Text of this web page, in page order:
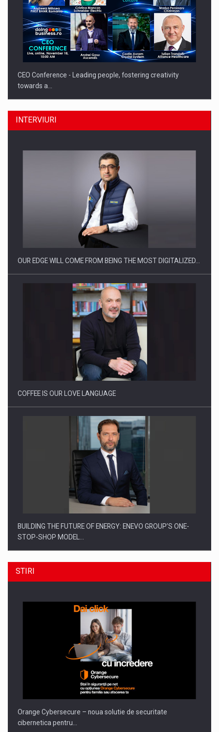
CEO Conference - Leading people, fostering creativity
towards a…
CEO Conference - Shaping The Future - Technology and…
Webinar - Business Evolution-RETHINK STRATEGY-Finantare
Investitii Digitalizare
INTERVIURI
OUR EDGE WILL COME FROM BEING THE MOST DIGITALIZED…
COFFEE IS OUR LOVE LANGUAGE
BUILDING THE FUTURE OF ENERGY: ENEVO GROUP’S ONE-
STOP-SHOP MODEL…
ROOTED IN ROMANIA, BUILT TO DELIVER TECHNOLOGY FOR
STIRI
Orange Cybersecure – noua solutie de securitate
cibernetica pentru…